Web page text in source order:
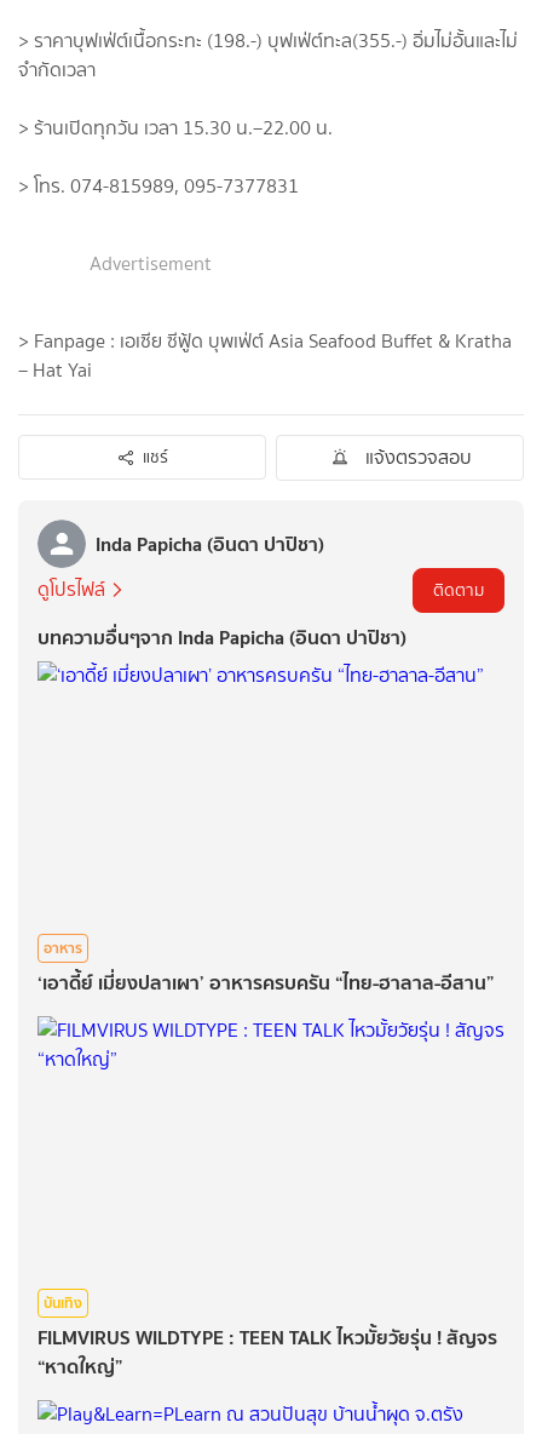
> ราคาบุฟเฟ่ต์เนื้อกระทะ (198.-) บุฟเฟ่ต์ทะล(355.-) อิ่มไม่อั้นและไม่
จำกัดเวลา
> ร้านเปิดทุกวัน เวลา 15.30 น.–22.00 น.
> โทร. 074-815989, 095-7377831
Advertisement
> Fanpage : เอเซีย ซีฟู้ด บุพเฟ่ต์ Asia Seafood Buffet & Kratha
– Hat Yai
แชร์ แจ้งตรวจสอบ
Inda Papicha (อินดา ปาปิชา)
ดูโปรไฟล์ ติดตาม
บทความอื่นๆจาก Inda Papicha (อินดา ปาปิชา)
อาหาร
‘เอาดี้ย์ เมี่ยงปลาเผา’ อาหารครบครัน “ไทย-ฮาลาล-อีสาน”
บันเทิง
FILMVIRUS WILDTYPE : TEEN TALK ไหวมั้ยวัยรุ่น ! สัญจร
“หาดใหญ่”